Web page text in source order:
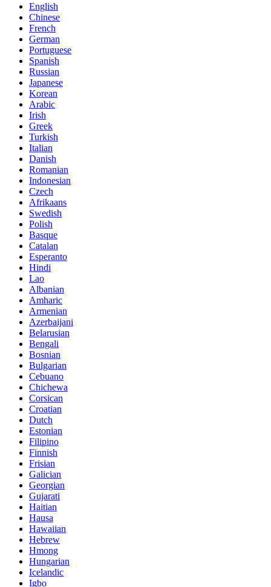
English
Chinese
French
German
Portuguese
Spanish
Russian
Japanese
Korean
Arabic
Irish
Greek
Turkish
Italian
Danish
Romanian
Indonesian
Czech
Afrikaans
Swedish
Polish
Basque
Catalan
Esperanto
Hindi
Lao
Albanian
Amharic
Armenian
Azerbaijani
Belarusian
Bengali
Bosnian
Bulgarian
Cebuano
Chichewa
Corsican
Croatian
Dutch
Estonian
Filipino
Finnish
Frisian
Galician
Georgian
Gujarati
Haitian
Hausa
Hawaiian
Hebrew
Hmong
Hungarian
Icelandic
Igbo